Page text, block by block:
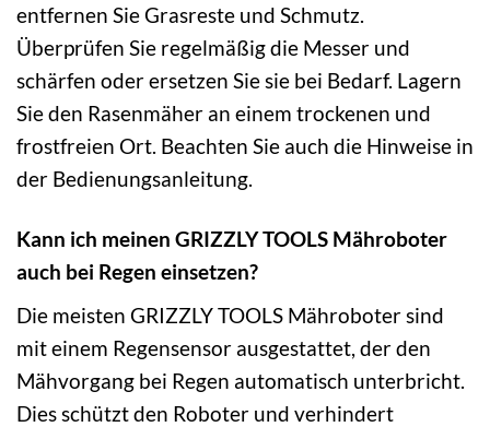
entfernen Sie Grasreste und Schmutz.
Überprüfen Sie regelmäßig die Messer und
schärfen oder ersetzen Sie sie bei Bedarf. Lagern
Sie den Rasenmäher an einem trockenen und
frostfreien Ort. Beachten Sie auch die Hinweise in
der Bedienungsanleitung.
Kann ich meinen GRIZZLY TOOLS Mähroboter
auch bei Regen einsetzen?
Die meisten GRIZZLY TOOLS Mähroboter sind
mit einem Regensensor ausgestattet, der den
Mähvorgang bei Regen automatisch unterbricht.
Dies schützt den Roboter und verhindert